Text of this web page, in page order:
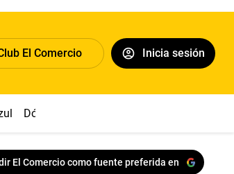
El Comercio Inicia sesión
Dólar
El Comercio como fuente preferida en